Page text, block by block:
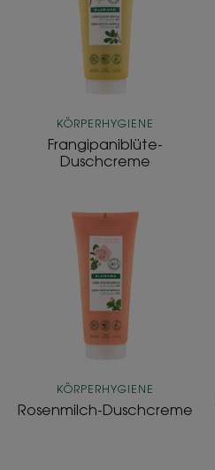
KÖRPERHYGIENE
Frangipaniblüte-
Duschcreme
Rosenmilch-
Duschcreme
KÖRPERHYGIENE
Rosenmilch-Duschcreme